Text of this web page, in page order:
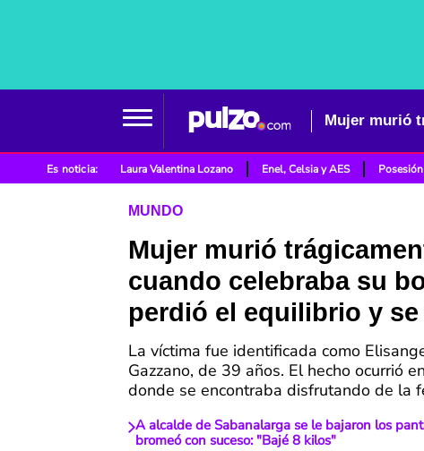
Mujer murió
Es noticia: Laura Valentina Lozano Enel, Celsia y AES
MUNDO
Mujer murió
cuando celebraba su
perdió el equilibrio y
La víctima fue identificada como
Gazzano, de 39 años. El hecho ocurrió
donde se encontraba disfrutando de la
A alcalde de Sabanalarga se le bajaron los
bromeó con suceso: "Bajé 8 kilos"